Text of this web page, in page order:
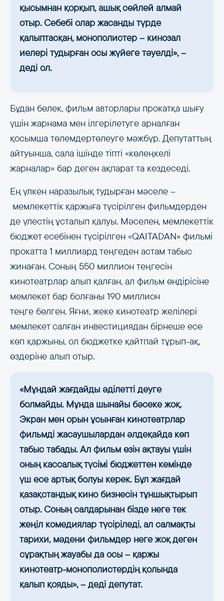
қысымнан қорқып, ашық сөйлей алмай
отыр. Себебі олар жасанды түрде
қалыптасқан, монополистер – кинозал
иелері тудырған осы жүйеге тәуелді», –
деді ол.
Бұдан бөлек, фильм авторлары прокатқа шығу
үшін жарнама мен ілгерілетуге арналған
қосымша төлемдертөлеуге мәжбүр. Депутаттың
айтуынша, сала ішінде тіпті «көлеңкелі
жарналар» бар деген ақпарат та кездеседі.
Ең үлкен наразылық тудырған мәселе –
мемлекеттік қаржыға түсірілген фильмдерден
де үлестің ұсталып қалуы. Мәселен, мемлекеттік
бюджет есебінен түсірілген «QAITADAN» фильмі
прокатта 1 миллиард теңгеден астам табыс
жинаған. Соның 550 миллион теңгесін
кинотеатрлар алып қалған, ал фильм өндірісіне
мемлекет бар болғаны 190 миллион
теңге бөлген. Яғни, жеке кинотеатр желілері
мемлекет салған инвестициядан бірнеше есе
көп қаржыны, ол бюджетке қайтпай тұрып-ақ,
өздеріне алып отыр.
«Мұндай жағдайды әділетті деуге
болмайды. Мұнда шынайы бәсеке жоқ.
Экран мен орын ұсынған кинотеатрлар
фильмді жасаушылардан әлдеқайда көп
табыс табады. Ал фильм өзін ақтауы үшін
оның кассалық түсімі бюджеттен кемінде
үш есе артық болуы керек. Бұл жағдай
қазақстандық кино бизнесін тұншықтырып
отыр. Соның салдарынан бізде неге тек
жеңіл комедиялар түсіріледі, ал салмақты
тарихи, мәдени фильмдер неге жоқ деген
сұрақтың жауабы да осы – қаржы
кинотеатр-монополистердің қолында
қалып қояды», – деді депутат.